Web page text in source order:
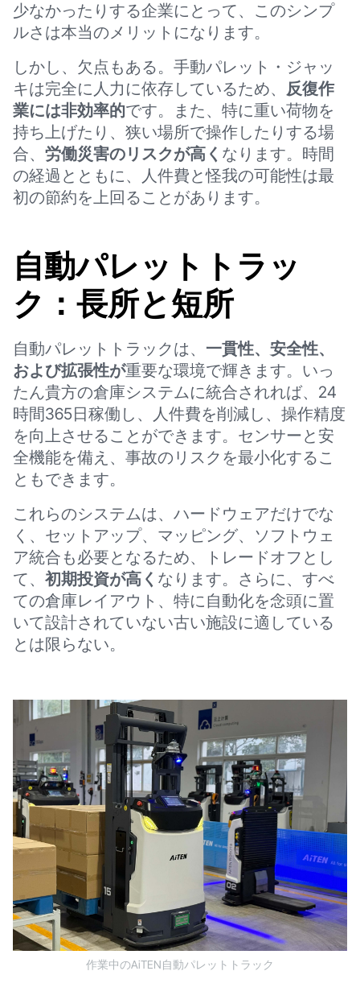
少なかったりする企業にとって、このシンプ
ルさは本当のメリットになります。
しかし、欠点もある。手動パレット・ジャッ
キは完全に人力に依存しているため、 反復作
業には非効率的です。また、特に重い荷物を
持ち上げたり、狭い場所で操作したりする場
合、 労働災害のリスクが高く なります。時間
の経過とともに、人件費と怪我の可能性は最
初の節約を上回ることがあります。
自動パレットトラッ
ク：長所と短所
自動パレットトラックは、 一貫性、安全性、
および拡張性が重要な環境で輝きます。いっ
たん貴方の倉庫システムに統合されれば、24
時間365日稼働し、人件費を削減し、操作精度
を向上させることができます。センサーと安
全機能を備え、事故のリスクを最小化するこ
ともできます。
これらのシステムは、ハードウェアだけでな
く、セットアップ、マッピング、ソフトウェ
ア統合も必要となるため、トレードオフとし
て、 初期投資が高く なります。さらに、すべ
ての倉庫レイアウト、特に自動化を念頭に置
いて設計されていない古い施設に適している
とは限らない。
作業中のAiTEN自動パレットトラック